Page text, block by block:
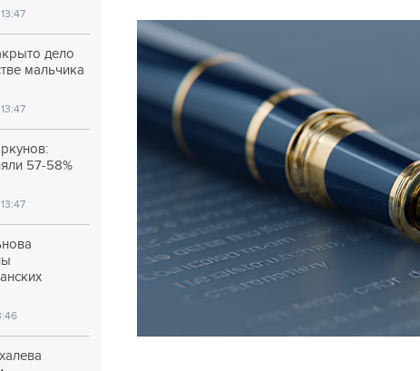
дело
мальчика
57-58%